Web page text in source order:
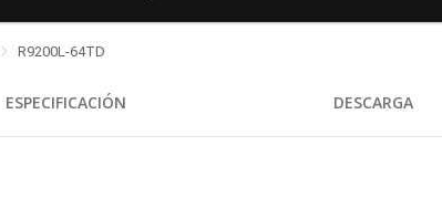
R9200L-64TD
ESPECIFICACIÓN DESCARGA